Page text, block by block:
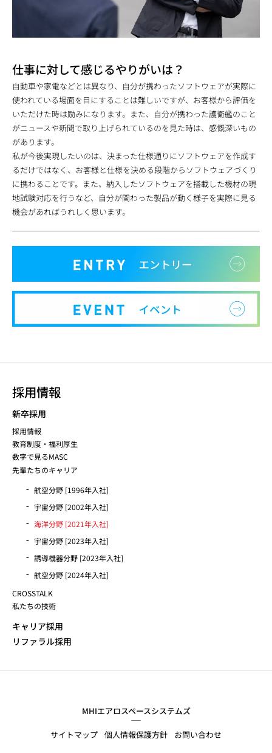
仕事に対して感じるやりがいは？
自動車や家電などとは異なり、自分が携わったソフトウェアが実際に
使われている場面を目にすることは難しいですが、お客様から評価を
いただけた時は励みになります。また、自分が携わった護衛艦のこと
がニュースや新聞で取り上げられているのを見た時は、感慨深いもの
があります。
私が今後実現したいのは、決まった仕様通りにソフトウェアを作成す
るだけではなく、お客様と仕様を決める段階からソフトウェアづくり
に携わることです。また、納入したソフトウェアを搭載した機材の現
地試験対応を行うなど、自分が関わった製品が動く様子を実際に見る
機会があればうれしく思います。
採用情報
新卒採用
採用情報
教育制度・福利厚生
数字で見るMASC
先輩たちのキャリア
航空分野 [1996年入社]
宇宙分野 [2002年入社]
海洋分野 [2021年入社]
宇宙分野 [2023年入社]
誘導機器分野 [2023年入社]
航空分野 [2024年入社]
CROSSTALK
私たちの技術
キャリア採用
リファラル採用
MHIエアロスペースシステムズ
サイトマップ 個人情報保護方針 お問い合わせ